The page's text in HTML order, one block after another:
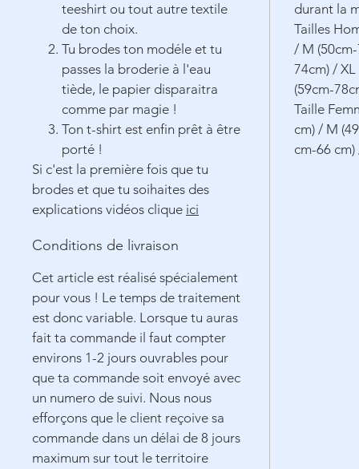
teeshirt ou tout autre textile
de ton choix.
Tu brodes ton modéle et tu
passes la broderie à l'eau
tiède, le papier disparaitra
comme par magie !
Ton t-shirt est enfin prêt à être
porté !
Si c'est la première fois que tu
brodes et que tu soihaites des
explications vidéos clique ici
durant la
Tailles
/ M
74cm) /
(59cm-
Taille
cm) / M
cm-66 cm)
Conditions de livraison
Cet article est réalisé spécialement
pour vous ! Le temps de traitement
est donc variable. Lorsque tu auras
fait ta commande il faut compter
environs 1-2 jours ouvrables pour
que ta commande soit envoyé avec
un numero de suivi. Nous nous
efforçons que le client reçoive sa
commande dans un délai de 8 jours
maximum sur tout le territoire